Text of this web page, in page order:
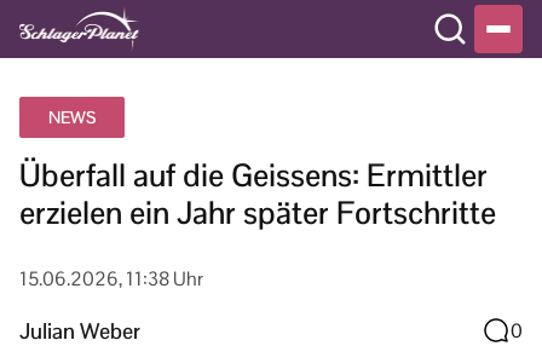
NEWS
Überfall auf die Geissens: Ermittler
erzielen ein Jahr später Fortschritte
15.06.2026, 11:38 Uhr
Julian Weber 0